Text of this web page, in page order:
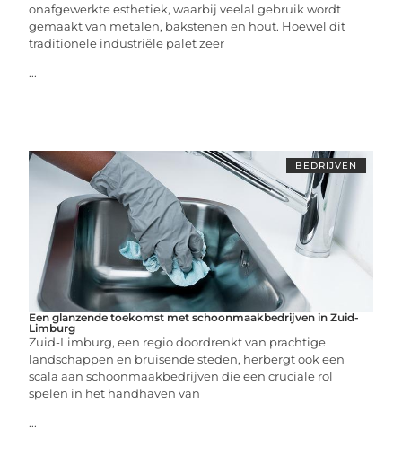
onafgewerkte esthetiek, waarbij veelal gebruik wordt
gemaakt van metalen, bakstenen en hout. Hoewel dit
traditionele industriële palet zeer
...
BEDRIJVEN
Een glanzende toekomst met schoonmaakbedrijven in Zuid-
Limburg
Zuid-Limburg, een regio doordrenkt van prachtige
landschappen en bruisende steden, herbergt ook een
scala aan schoonmaakbedrijven die een cruciale rol
spelen in het handhaven van
...